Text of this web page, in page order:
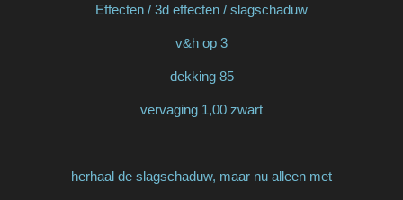
Effecten / 3d effecten / slagschaduw
v&h op 3
dekking 85
vervaging 1,00 zwart
herhaal de slagschaduw, maar nu alleen met